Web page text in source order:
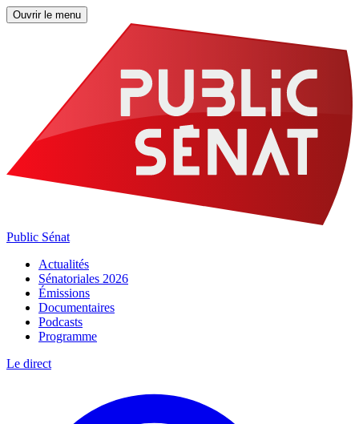
Ouvrir le menu
Public Sénat
Actualités
Sénatoriales 2026
Émissions
Documentaires
Podcasts
Programme
Le direct